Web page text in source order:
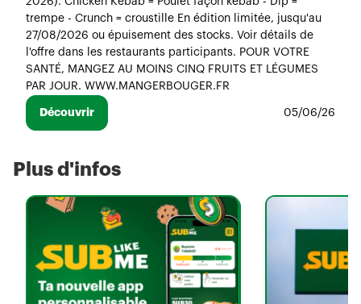
trempe - Crunch = croustille En édition limitée, jusqu'au
27/08/2026 ou épuisement des stocks. Voir détails de
l'offre dans les restaurants participants. POUR VOTRE
SANTÉ, MANGEZ AU MOINS CINQ FRUITS ET LÉGUMES
PAR JOUR. WWW.MANGERBOUGER.FR
Découvrir 05/06/26
Plus d'infos